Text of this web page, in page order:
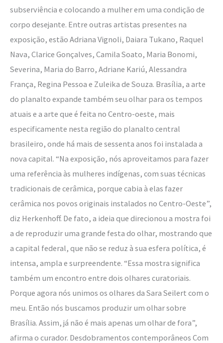
subserviência e colocando a mulher em uma condição de
corpo desejante. Entre outras artistas presentes na
exposição, estão Adriana Vignoli, Daiara Tukano, Raquel
Nava, Clarice Gonçalves, Camila Soato, Maria Bonomi,
Severina, Maria do Barro, Adriane Kariú, Alessandra
França, Regina Pessoa e Zuleika de Souza. Brasília, a arte
do planalto expande também seu olhar para os tempos
atuais e a arte que é feita no Centro-oeste, mais
especificamente nesta região do planalto central
brasileiro, onde há mais de sessenta anos foi instalada a
nova capital. “Na exposição, nós aproveitamos para fazer
uma referência às mulheres indígenas, com suas técnicas
tradicionais de cerâmica, porque cabia à elas fazer
cerâmica nos povos originais instalados no Centro-Oeste”,
diz Herkenhoff. De fato, a ideia que direcionou a mostra foi
a de reproduzir uma grande festa do olhar, mostrando que
a capital federal, que não se reduz à sua esfera política, é
intensa, ampla e surpreendente. “Essa mostra significa
também um encontro entre dois olhares curatoriais.
Porque agora nós unimos os olhares da Sara Seilert com o
meu. Então nós buscamos produzir um olhar sobre
Brasília. Assim, já não é mais apenas um olhar de fora”,
afirma o curador. Desdobramentos contemporâneos Com